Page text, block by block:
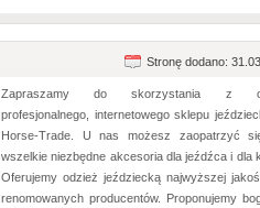
Stronę dodano:
Zapraszamy do skorzystania z
profesjonalnego, internetowego sklepu
Horse-Trade. U nas możesz zaopatrzyć
wszelkie niezbędne akcesoria dla jeźdźca i dla
Oferujemy odzież jeździecką najwyższej
renomowanych producentów. Proponujemy